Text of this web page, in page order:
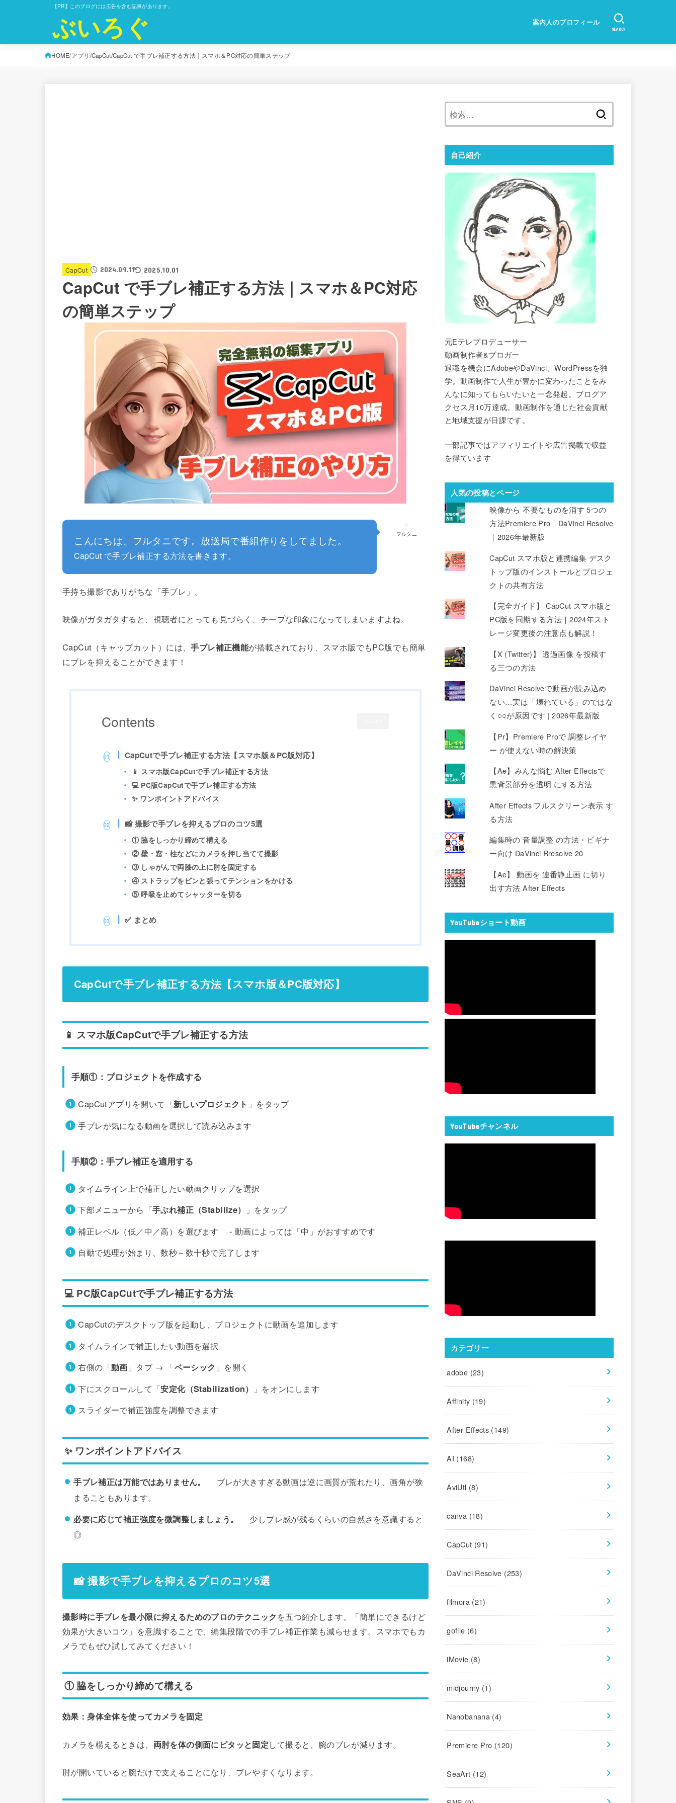
【PR】このブログには広告を含む記事があります。
ぶいろぐ 案内人のプロフィール
SEARCH
HOME アプリ CapCut CapCut で手ブレ補正する方法｜スマホ＆PC対応の簡単ステップ
CapCut 2024.09.11 2025.10.01
CapCut で手ブレ補正する方法｜スマホ＆PC対応
の簡単ステップ
フルタニ
こんにちは、フルタニです。放送局で番組作りをしてました。
CapCut で手ブレ補正する方法を書きます。
手持ち撮影でありがちな「手ブレ」。
映像がガタガタすると、視聴者にとっても見づらく、チープな印象になってしまいますよね。
CapCut（キャップカット）には、手ブレ補正機能が搭載されており、スマホ版でもPC版でも簡単
にブレを抑えることができます！
Contents
CapCutで手ブレ補正する方法【スマホ版＆PC版対応】
📱 スマホ版CapCutで手ブレ補正する方法
💻 PC版CapCutで手ブレ補正する方法
✨ ワンポイントアドバイス
📸 撮影で手ブレを抑えるプロのコツ5選
① 脇をしっかり締めて構える
② 壁・窓・柱などにカメラを押し当てて撮影
③ しゃがんで両膝の上に肘を固定する
④ ストラップをピンと張ってテンションをかける
⑤ 呼吸を止めてシャッターを切る
✅ まとめ
CapCutで手ブレ補正する方法【スマホ版＆PC版対応】
📱 スマホ版CapCutで手ブレ補正する方法
手順①：プロジェクトを作成する
CapCutアプリを開いて「新しいプロジェクト 」をタップ
手ブレが気になる動画を選択して読み込みます
手順②：手ブレ補正を適用する
タイムライン上で補正したい動画クリップを選択
下部メニューから「手ぶれ補正（Stabilize）
」をタップ
補正レベル（低／中／高）を選びます - 動画によっては「中」がおすすめです
自動で処理が始まり、数秒～数十秒で完了します
💻 PC版CapCutで手ブレ補正する方法
CapCutのデスクトップ版を起動し、プロジェクトに動画を追加します
タイムラインで補正したい動画を選択
右側の「動画 」タブ → 「ベーシック 」を開く
下にスクロールして「安定化（Stabilization）
」をオンにします
スライダーで補正強度を調整できます
✨ ワンポイントアドバイス
手ブレ補正は万能ではありません。
ブレが大きすぎる動画は逆に画質が荒れたり、画角が狭
まることもあります。
必要に応じて補正強度を微調整しましょう。
少しブレ感が残るくらいの自然さを意識すると
◎
📸 撮影で手ブレを抑えるプロのコツ5選
撮影時に手ブレを最小限に抑えるためのプロのテクニック を五つ紹介します。「簡単にできるけど
効果が大きいコツ」を意識することで、編集段階での手ブレ補正作業も減らせます。スマホでもカ
メラでもぜひ試してみてください！
① 脇をしっかり締めて構える
効果：身体全体を使ってカメラを固定
カメラを構えるときは、 両肘を体の側面にピタッと固定して撮ると、腕のブレが減ります。
肘が開いていると腕だけで支えることになり、ブレやすくなります。
自己紹介
元Eテレプロデューサー
動画制作者&ブロガー
退職を機会にAdobeやDaVinci、WordPressを独
学。動画制作で人生が豊かに変わったことをみ
んなに知ってもらいたいと一念発起。ブログア
クセス月10万達成。動画制作を通じた社会貢献
と地域支援が日課です。
一部記事ではアフィリエイトや広告掲載で収益
を得ています
人気の投稿とページ
映像から 不要なものを消す 5つの
方法Premiere Pro DaVinci Resolve
｜2026年最新版
CapCut スマホ版と連携編集 デスク
トップ版のインストールとプロジェ
クトの共有方法
【完全ガイド】 CapCut スマホ版と
PC版を同期する方法｜2024年スト
レージ変更後の注意点も解説！
【X (Twitter)】 透過画像 を投稿す
る三つの方法
DaVinci Resolveで動画が読み込め
ない…実は「壊れている」のではな
く○○が原因です | 2026年最新版
【Pr】Premiere Proで 調整レイヤ
ー が使えない時の解決策
【Ae】みんな悩む After Effectsで
黒背景部分を透明 にする方法
After Effects フルスクリーン表示 す
る方法
編集時の 音量調整 の方法・ビギナ
ー向け DaVinci Rresolve 20
【Ae】 動画を 連番静止画 に切り
出す方法 After Effects
YouTubeショート動画
YouTubeチャンネル
カテゴリー
adobe (23)
Affinity (19)
After Effects (149)
AI (168)
AviUtl (8)
canva (18)
CapCut (91)
DaVinci Resolve (253)
filmora (21)
gofile (6)
iMovie (8)
midjourny (1)
Nanobanana (4)
Premiere Pro (120)
SeaArt (12)